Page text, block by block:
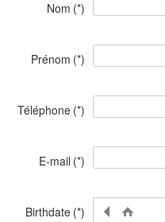
Nom (*)
Prénom (*)
Téléphone (*)
E-mail (*)
Birthdate (*)